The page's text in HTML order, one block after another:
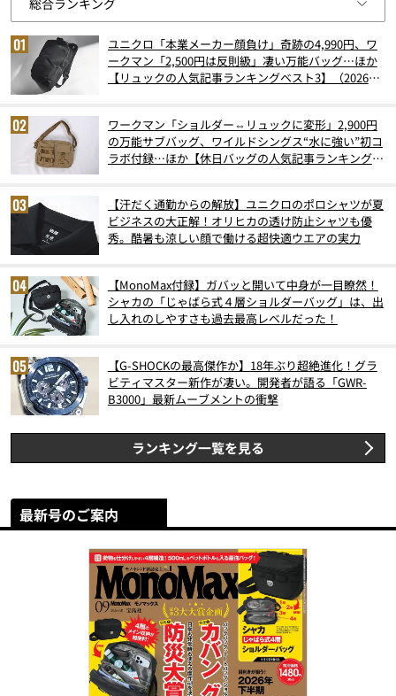
ユニクロ「本業メーカー顔負け」奇跡の4,990円、ワ
ークマン「2,500円は反則級」凄い万能バッグ…ほか
【リュックの人気記事ランキングベスト3】（2026年
ワークマン「ショルダー⇔リュックに変形」2,900円
の万能サブバッグ、ワイルドシングス“水に強い”初コ
ラボ付録…ほか【休日バッグの人気記事ランキングベ
【汗だく通勤からの解放】ユニクロのポロシャツが夏
ビジネスの大正解！オリヒカの透け防止シャツも優
秀。酷暑も涼しい顔で働ける超快適ウエアの実力
【MonoMax付録】ガバッと開いて中身が一目瞭然！
シャカの「じゃばら式４層ショルダーバッグ」は、出
し入れのしやすさも過去最高レベルだった！
【G-SHOCKの最高傑作か】18年ぶり超絶進化！グラ
ビティマスター新作が凄い。開発者が語る「GWR-
B3000」最新ムーブメントの衝撃
ランキング一覧を見る
最新号のご案内